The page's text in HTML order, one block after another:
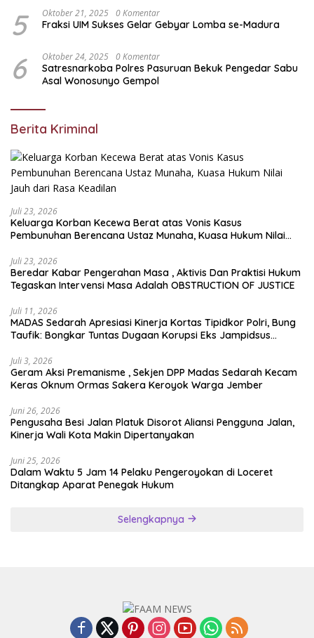
5 Oktober 21, 2025 0 Komentar
Fraksi UIM Sukses Gelar Gebyar Lomba se-Madura
6 Oktober 24, 2025 0 Komentar
Satresnarkoba Polres Pasuruan Bekuk Pengedar Sabu
Asal Wonosunyo Gempol
Berita Kriminal
Juli 23, 2026
Keluarga Korban Kecewa Berat atas Vonis Kasus
Pembunuhan Berencana Ustaz Munaha, Kuasa Hukum Nilai
Juli 23, 2026
Beredar Kabar Pengerahan Masa , Aktivis Dan Praktisi Hukum
Tegaskan Intervensi Masa Adalah OBSTRUCTION OF JUSTICE
Juli 11, 2026
MADAS Sedarah Apresiasi Kinerja Kortas Tipidkor Polri, Bung
Taufik: Bongkar Tuntas Dugaan Korupsi Eks Jampidsus
Juli 3, 2026
Geram Aksi Premanisme , Sekjen DPP Madas Sedarah Kecam
Keras Oknum Ormas Sakera Keroyok Warga Jember
Juni 26, 2026
Pengusaha Besi Jalan Platuk Disorot Aliansi Pengguna Jalan,
Kinerja Wali Kota Makin Dipertanyakan
Juni 25, 2026
Dalam Waktu 5 Jam 14 Pelaku Pengeroyokan di Loceret
Ditangkap Aparat Penegak Hukum
Selengkapnya